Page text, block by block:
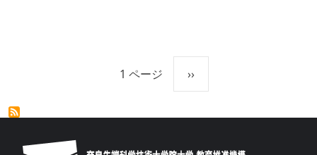
1 ページ 次ページ
››
Image